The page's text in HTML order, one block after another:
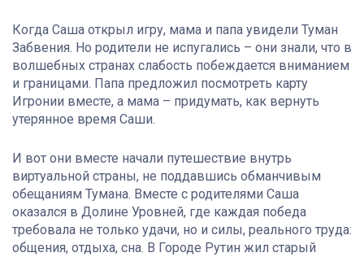
Когда Саша открыл игру, мама и папа увидели Туман
Забвения. Но родители не испугались – они знали, что в
волшебных странах слабость побеждается вниманием
и границами. Папа предложил посмотреть карту
Игронии вместе, а мама – придумать, как вернуть
утерянное время Саши.
И вот они вместе начали путешествие внутрь
виртуальной страны, не поддавшись обманчивым
обещаниям Тумана. Вместе с родителями Саша
оказался в Долине Уровней, где каждая победа
требовала не только удачи, но и силы, реального труда:
общения, отдыха, сна. В Городе Рутин жил старый